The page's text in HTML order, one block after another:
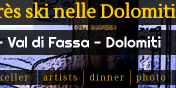
ski nelle Dolomiti
Val di Fassa - Dolomiti
artists dinner photo